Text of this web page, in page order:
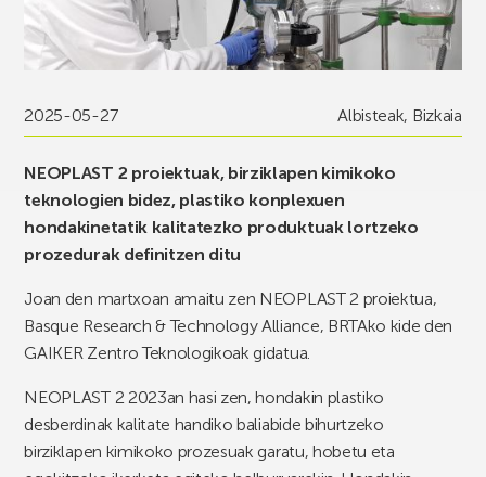
2025-05-27 Albisteak, Bizkaia
NEOPLAST 2 proiektuak, birziklapen kimikoko
teknologien bidez, plastiko konplexuen
hondakinetatik kalitatezko produktuak lortzeko
prozedurak definitzen ditu
Joan den martxoan amaitu zen NEOPLAST 2 proiektua,
Basque Research & Technology Alliance, BRTAko kide den
GAIKER Zentro Teknologikoak gidatua.
NEOPLAST 2 2023an hasi zen, hondakin plastiko
desberdinak kalitate handiko baliabide bihurtzeko
birziklapen kimikoko prozesuak garatu, hobetu eta